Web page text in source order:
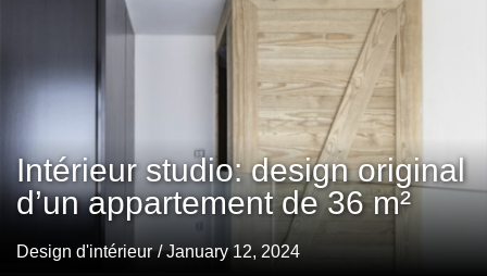
Intérieur studio: design original
d’un appartement de 36 m²
Design d'intérieur / January 12, 2024